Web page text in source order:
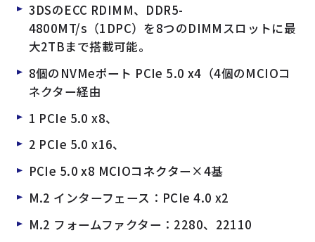
3DSのECC RDIMM、DDR5-
4800MT/s（1DPC）を8つのDIMMスロットに最
大2TBまで搭載可能。
8個のNVMeポート PCIe 5.0 x4（4個のMCIOコ
ネクター経由
1 PCIe 5.0 x8、
2 PCIe 5.0 x16、
PCIe 5.0 x8 MCIOコネクター×4基
M.2 インターフェース：PCIe 4.0 x2
M.2 フォームファクター：2280、22110